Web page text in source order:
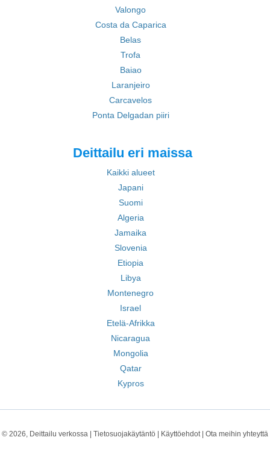
Valongo
Costa da Caparica
Belas
Trofa
Baiao
Laranjeiro
Carcavelos
Ponta Delgadan piiri
Deittailu eri maissa
Kaikki alueet
Japani
Suomi
Algeria
Jamaika
Slovenia
Etiopia
Libya
Montenegro
Israel
Etelä-Afrikka
Nicaragua
Mongolia
Qatar
Kypros
© 2026, Deittailu verkossa | Tietosuojakäytäntö Käyttöehdot| Ota meihin yhteyttä